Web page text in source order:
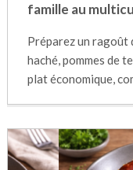
famille au
Préparez un ragoût
haché, pommes de
plat économique,